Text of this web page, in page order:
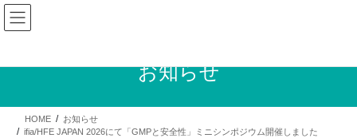
コ
ン
ス
ナ
ビ
ン
お知らせ
HOME
お知らせ
ifia/HFE JAPAN 2026にて「GMPと安全性」ミニシンポジウム開催しました